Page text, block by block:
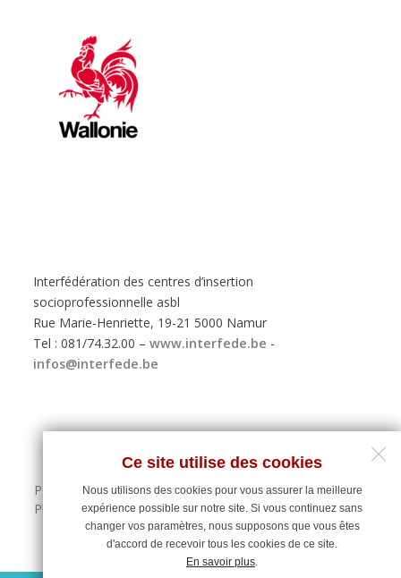
Ce site utilise des cookies
Nous utilisons des cookies pour vous assurer la meilleure
expérience possible sur notre site. Si vous continuez sans
changer vos paramètres, nous supposons que vous êtes
d'accord de recevoir tous les cookies de ce site.
En savoir plus.
Interfédération des centres d’insertion
socioprofessionnelle asbl
Rue Marie-Henriette, 19-21 5000 Namur
Tel : 081/74.32.00 –www.interfede.be -
infos@interfede.be
Politique de protection des données personnelles
Plan du site